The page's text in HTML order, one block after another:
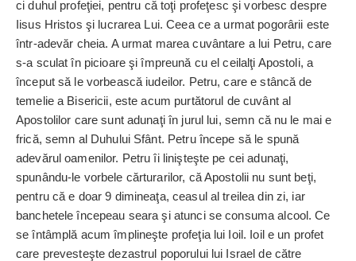
ci duhul profeţiei, pentru că toţi profeţesc şi vorbesc despre
Iisus Hristos şi lucrarea Lui. Ceea ce a urmat pogorârii este
într-adevăr cheia. A urmat marea cuvântare a lui Petru, care
s-a sculat în picioare şi împre­ună cu el ceilalţi Apostoli, a
început să le vor­bească iudeilor. Petru, care e stâncă de
temelie a Bisericii, este acum purtătorul de cuvânt al
Apostolilor care sunt adunaţi în jurul lui, semn că nu le mai e
frică, semn al Duhului Sfânt. Petru începe să le spună
adevărul oamenilor. Petru îi linişteşte pe cei adunaţi,
spunându-le vorbele cărtura­rilor, că Apostolii nu sunt beţi,
pentru că e doar 9 dimineaţa, ceasul al treilea din zi, iar
banchetele începeau seara şi atunci se con­suma alcool. Ce
se în­tâmplă acum împlineşte pro­feţia lui Ioil. Ioil e un profet
care pre­vesteşte dezastrul poporului lui Israel de către